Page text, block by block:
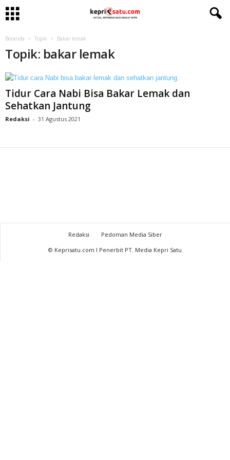
Beranda Topik Bakar lemak
Topik: bakar lemak
Tidur Cara Nabi Bisa Bakar Lemak dan
Sehatkan Jantung
Redaksi - 31 Agustus 2021
Redaksi
Pedoman Media Siber
© Keprisatu.com I Penerbit PT. Media Kepri Satu